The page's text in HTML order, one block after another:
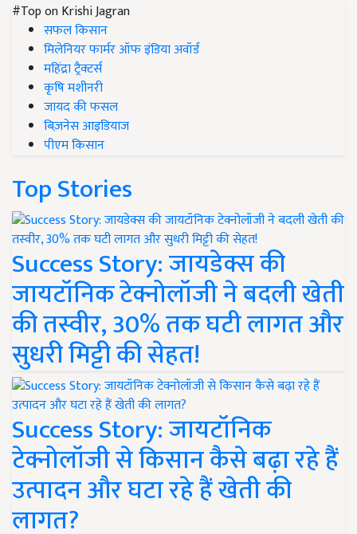
#Top on Krishi Jagran
सफल किसान
मिलेनियर फार्मर ऑफ इंडिया अवॉर्ड
महिंद्रा ट्रैक्टर्स
कृषि मशीनरी
जायद की फसल
बिज़नेस आइडियाज
पीएम किसान
Top Stories
Success Story: जायडेक्स की
जायटॉनिक टेक्नोलॉजी ने बदली खेती
की तस्वीर, 30% तक घटी लागत और
सुधरी मिट्टी की सेहत!
Success Story: जायटॉनिक
टेक्नोलॉजी से किसान कैसे बढ़ा रहे हैं
उत्पादन और घटा रहे हैं खेती की
लागत?